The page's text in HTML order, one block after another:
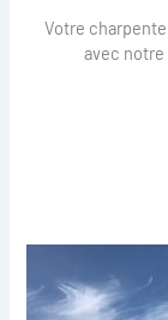
Votre
avec